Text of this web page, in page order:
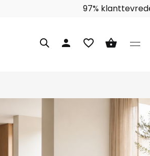
Interieuradvies aan huis
person favorite_border shopping_basket